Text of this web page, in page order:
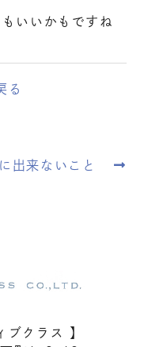
いいかもですね
る
出来ないこと
ブクラス 】